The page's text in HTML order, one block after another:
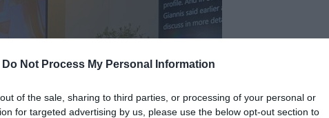
Do Not Process My Personal Information
of the sale, sharing to third parties, or processing of your personal or
for targeted advertising by us, please use the below opt-out section to